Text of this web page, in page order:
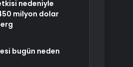
nedeniyle
milyon dolar
bugün neden